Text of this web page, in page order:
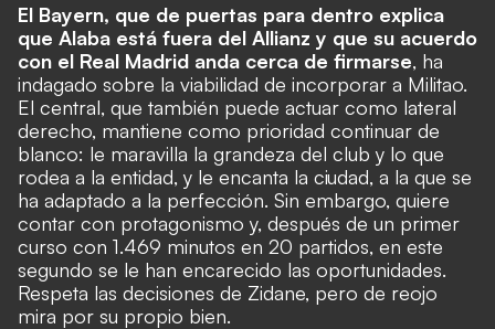
El Bayern, que de puertas para dentro explica
que Alaba está fuera del Allianz y que su acuerdo
con el Real Madrid anda cerca de firmarse, ha
indagado sobre la viabilidad de incorporar a Militao.
El central, que también puede actuar como lateral
derecho, mantiene como prioridad continuar de
blanco: le maravilla la grandeza del club y lo que
rodea a la entidad, y le encanta la ciudad, a la que se
ha adaptado a la perfección. Sin embargo, quiere
contar con protagonismo y, después de un primer
curso con 1.469 minutos en 20 partidos, en este
segundo se le han encarecido las oportunidades.
Respeta las decisiones de Zidane, pero de reojo
mira por su propio bien.